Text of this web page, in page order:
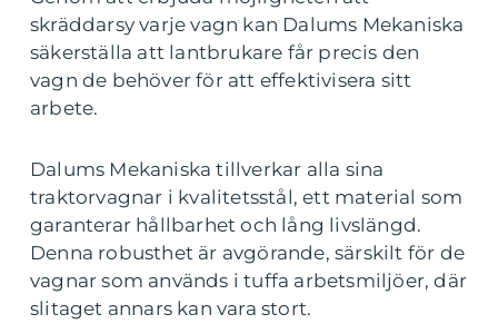
skräddarsy varje vagn kan Dalums Mekaniska
säkerställa att lantbrukare får precis den
vagn de behöver för att effektivisera sitt
arbete.
Dalums Mekaniska tillverkar alla sina
traktorvagnar i kvalitetsstål, ett material som
garanterar hållbarhet och lång livslängd.
Denna robusthet är avgörande, särskilt för de
vagnar som används i tuffa arbetsmiljöer, där
slitaget annars kan vara stort.